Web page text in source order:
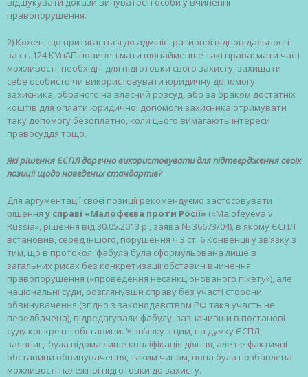
правопорушення.
2) Кожен, що притягається до адміністративної відповідальності
за ст. 124 КУпАП повинен мати щонайменше такі права: мати час і
можливості, необхідні для підготовки свого захисту; захищати
себе особисто чи використовувати юридичну допомогу
захисника, обраного на власний розсуд, або за браком достатніх
коштів для оплати юридичної допомоги захисника отримувати
таку допомогу безоплатно, коли цього вимагають інтереси
правосуддя тощо.
Які рішення ЄСПЛ доречно використовувати для підтвердження своїх
позиції щодо наведених стандартів?
Для аргументації своєї позиції рекомендуємо застосовувати
рішення у справі «Малофєєва проти Росії» («Malofeyeva v.
Russia», рішення від 30.05.2013 р., заява № 36673/04), в якому ЄСПЛ
встановив, серед іншого, порушення ч.3 ст. 6 Конвенції у зв’язку з
тим, що в протоколі фабула була сформульована лише в
загальних рисах без конкретизації обставин вчинення
правопорушення («проведення несанкціонованого пікету»), але
національні суди, розглянувши справу без участі сторони
обвинувачення (згідно з законодавством РФ така участь не
передбачена), відредагували фабулу, зазначивши в постанові
суду конкретні обставини. У зв’язку з цим, на думку ЄСПЛ,
заявниці була відома лише кваліфікація діяння, але не фактичні
обставини обвинувачення, таким чином, вона була позбавлена
можливості належної підготовки до захисту.